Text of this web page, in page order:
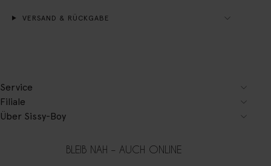
VERSAND & RÜCKGABE
Service
Filiale
Über Sissy-Boy
BLEIB NAH – AUCH ONLINE